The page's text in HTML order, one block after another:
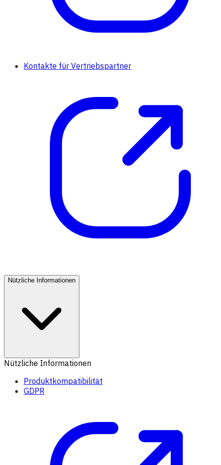
Kontakte für Vertriebspartner
Nützliche Informationen
Nützliche Informationen
Produktkompatibilität
GDPR